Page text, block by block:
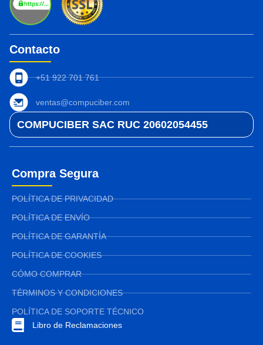
Contacto
+51 922 701 761
ventas@compuciber.com
COMPUCIBER SAC RUC 20602054455
Compra Segura
POLÍTICA DE PRIVACIDAD
POLÍTICA DE ENVÍO
POLÍTICA DE GARANTÍA
POLÍTICA DE COOKIES
CÓMO COMPRAR
TÉRMINOS Y CONDICIONES
POLÍTICA DE SOPORTE TÉCNICO
Libro de Reclamaciones